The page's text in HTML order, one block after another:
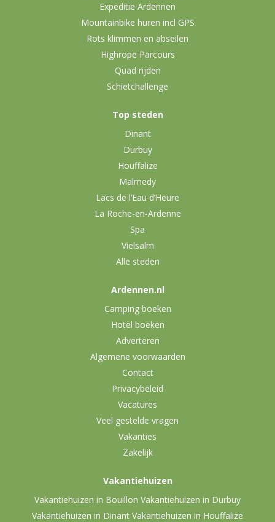
Expeditie Ardennen
Mountainbike huren incl GPS
Rots klimmen en abseilen
Highrope Parcours
Quad rijden
Schietchallenge
Top steden
Dinant
Durbuy
Houffalize
Malmedy
Lacs de l’Eau d’Heure
La Roche-en-Ardenne
Spa
Vielsalm
Alle steden
Ardennen.nl
Camping boeken
Hotel boeken
Adverteren
Algemene voorwaarden
Contact
Privacybeleid
Vacatures
Veel gestelde vragen
Vakanties
Zakelijk
Vakantiehuizen
Vakantiehuizen in Bouillon Vakantiehuizen in Durbuy
Vakantiehuizen in Dinant Vakantiehuizen in Houffalize